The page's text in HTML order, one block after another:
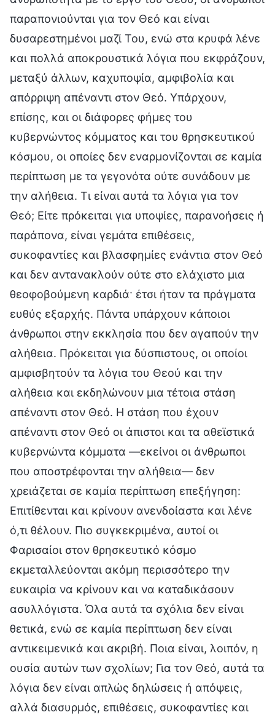
παραπονιούνται για τον Θεό και είναι
δυσαρεστημένοι μαζί Του, ενώ στα κρυφά λένε
και πολλά αποκρουστικά λόγια που εκφράζουν,
μεταξύ άλλων, καχυποψία, αμφιβολία και
απόρριψη απέναντι στον Θεό. Υπάρχουν,
επίσης, και οι διάφορες φήμες του
κυβερνώντος κόμματος και του θρησκευτικού
κόσμου, οι οποίες δεν εναρμονίζονται σε καμία
περίπτωση με τα γεγονότα ούτε συνάδουν με
την αλήθεια. Τι είναι αυτά τα λόγια για τον
Θεό; Είτε πρόκειται για υποψίες, παρανοήσεις ή
παράπονα, είναι γεμάτα επιθέσεις,
συκοφαντίες και βλασφημίες ενάντια στον Θεό
και δεν αντανακλούν ούτε στο ελάχιστο μια
θεοφοβούμενη καρδιά· έτσι ήταν τα πράγματα
ευθύς εξαρχής. Πάντα υπάρχουν κάποιοι
άνθρωποι στην εκκλησία που δεν αγαπούν την
αλήθεια. Πρόκειται για δύσπιστους, οι οποίοι
αμφισβητούν τα λόγια του Θεού και την
αλήθεια και εκδηλώνουν μια τέτοια στάση
απέναντι στον Θεό. Η στάση που έχουν
απέναντι στον Θεό οι άπιστοι και τα αθεϊστικά
κυβερνώντα κόμματα —εκείνοι οι άνθρωποι
που αποστρέφονται την αλήθεια— δεν
χρειάζεται σε καμία περίπτωση επεξήγηση:
Επιτίθενται και κρίνουν ανενδοίαστα και λένε
ό,τι θέλουν. Πιο συγκεκριμένα, αυτοί οι
Φαρισαίοι στον θρησκευτικό κόσμο
εκμεταλλεύονται ακόμη περισσότερο την
ευκαιρία να κρίνουν και να καταδικάσουν
ασυλλόγιστα. Όλα αυτά τα σχόλια δεν είναι
θετικά, ενώ σε καμία περίπτωση δεν είναι
αντικειμενικά και ακριβή. Ποια είναι, λοιπόν, η
ουσία αυτών των σχολίων; Για τον Θεό, αυτά τα
λόγια δεν είναι απλώς δηλώσεις ή απόψεις,
αλλά διασυρμός, επιθέσεις, συκοφαντίες και